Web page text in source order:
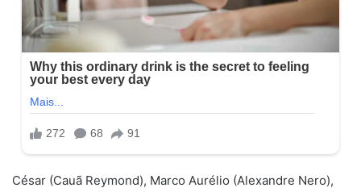
César (Cauã Reymond), Marco Aurélio (Alexandre Nero),